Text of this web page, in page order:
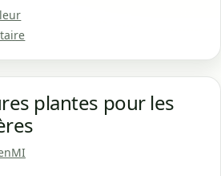
plantes pour les